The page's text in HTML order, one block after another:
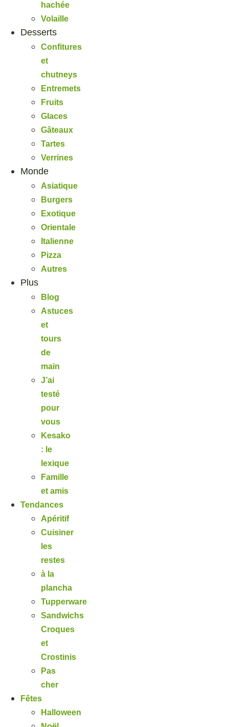
hachée
Volaille
Desserts
Confitures
et
chutneys
Entremets
Fruits
Glaces
Gâteaux
Tartes
Verrines
Monde
Asiatique
Burgers
Exotique
Orientale
Italienne
Pizza
Autres
Plus
Blog
Astuces
et
tours
de
main
J’ai
testé
pour
vous
Kesako
: le
lexique
Famille
et amis
Tendances
Apéritif
Cuisiner
les
restes
à la
plancha
Tupperware
Sandwichs
Croques
et
Crostinis
Pas
cher
Fêtes
Halloween